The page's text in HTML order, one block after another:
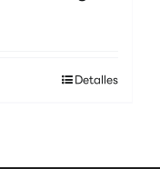
Detalles